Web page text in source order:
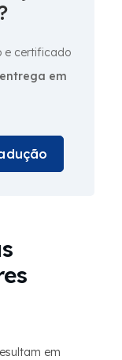
e certificado
entrega em
em